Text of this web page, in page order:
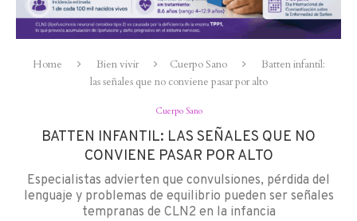
Home Bien vivir Cuerpo Sano
Batten infantil:
las señales que no conviene pasar por alto
Cuerpo Sano
BATTEN INFANTIL: LAS SEÑALES QUE NO
CONVIENE PASAR POR ALTO
Especialistas advierten que convulsiones, pérdida del
lenguaje y problemas de equilibrio pueden ser señales
tempranas de CLN2 en la infancia